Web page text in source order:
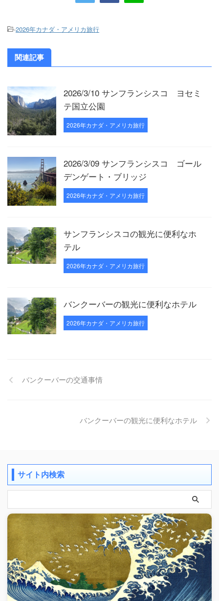
-2026年カナダ・アメリカ旅行
関連記事
2026/3/10 サンフランシスコ ヨセミ
テ国立公園
2026年カナダ・アメリカ旅行
2026/3/09 サンフランシスコ ゴール
デンゲート・ブリッジ
2026年カナダ・アメリカ旅行
サンフランシスコの観光に便利なホ
テル
2026年カナダ・アメリカ旅行
バンクーバーの観光に便利なホテル
2026年カナダ・アメリカ旅行
バンクーバーの交通事情
バンクーバーの観光に便利なホテル
サイト内検索